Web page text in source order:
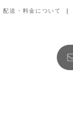
配送・料金について